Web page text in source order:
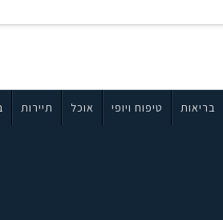
בריאות טיפוח ויופי אוכל תיירות